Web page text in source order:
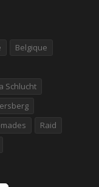
Belgique
Schlucht
Raid